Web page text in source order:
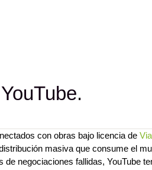
con obras bajo licencia de
masiva que consume el
negociaciones fallidas, YouTube